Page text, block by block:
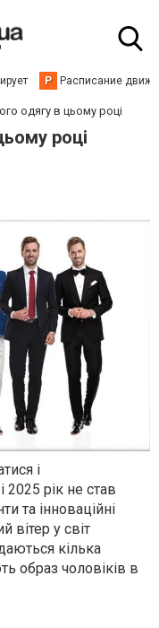
Р Расписание
одягу в цьому році
році
і
рік не став
та інноваційні
вітер у світ
кілька
образ чоловіків в